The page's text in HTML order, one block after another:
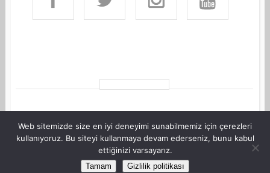
©Copyright AnneKaz.com 2007. Her hakkı saklıdır.
Site Haritası
Web sitemizde size en iyi deneyimi sunabilmemiz için çerezleri
kullanıyoruz. Bu siteyi kullanmaya devam ederseniz, bunu kabul
ettiğinizi varsayarız.
Tamam Gizlilik politikası